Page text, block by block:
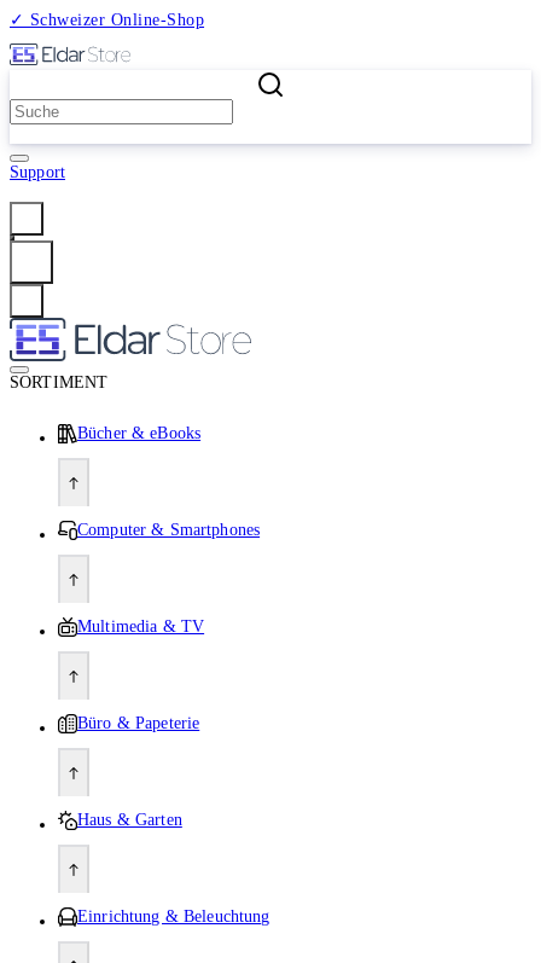
✓ Schweizer Online-Shop
Support
SORTIMENT
Bücher & eBooks
Computer & Smartphones
Multimedia & TV
Büro & Papeterie
Haus & Garten
Einrichtung & Beleuchtung